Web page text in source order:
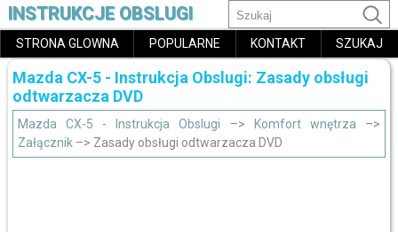
INSTRUKCJE OBSLUGI
STRONA GLOWNA POPULARNE KONTAKT SZUKAJ
Mazda CX-5 - Instrukcja Obslugi: Zasady obsługi
odtwarzacza DVD
Mazda CX-5 - Instrukcja Obslugi –> Komfort wnętrza –>
Załącznik–> Zasady obsługi odtwarzacza DVD